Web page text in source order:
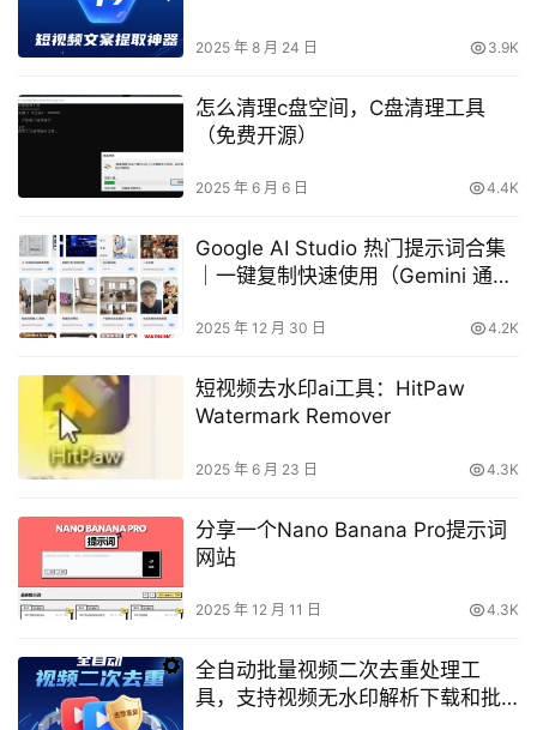
2025 年 8 月 24 日 3.9K
怎么清理c盘空间，C盘清理工具
（免费开源）
2025 年 6 月 6 日 4.4K
Google AI Studio 热门提示词合集
｜一键复制快速使用（Gemini 通
2025 年 12 月 30 日 4.2K
短视频去水印ai工具：HitPaw
Watermark Remover
2025 年 6 月 23 日 4.3K
分享一个Nano Banana Pro提示词
网站
2025 年 12 月 11 日 4.3K
全自动批量视频二次去重处理工
具，支持视频无水印解析下载和批